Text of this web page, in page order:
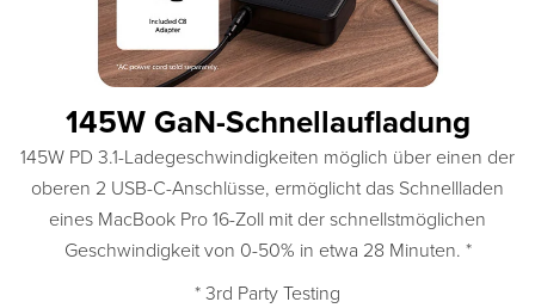
145W GaN-Schnellaufladung
145W PD 3.1-Ladegeschwindigkeiten möglich über einen der
oberen 2 USB-C-Anschlüsse, ermöglicht das Schnellladen
eines MacBook Pro 16-Zoll mit der schnellstmöglichen
Geschwindigkeit von 0-50% in etwa 28 Minuten. *
* 3rd Party Testing